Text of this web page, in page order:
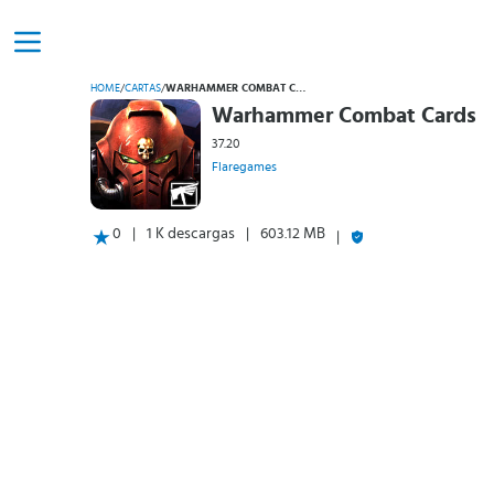
HOME/CARTAS/ WARHAMMER COMBAT CARDS
Warhammer Combat Cards
37.20
Flaregames
0 1 K descargas 603.12 MB